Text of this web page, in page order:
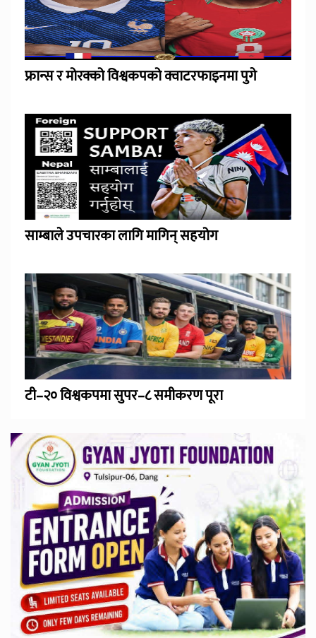
फ्रान्स र मोरक्को विश्वकपको क्वाटरफाइनमा पुगे
साम्बाले उपचारका लागि मागिन् सहयोग
टी–२० विश्वकपमा सुपर–८ समीकरण पूरा